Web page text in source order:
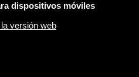
dispositivos móviles
versión web